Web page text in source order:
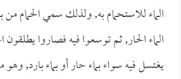
الماء للاستحمام به, ولذلك سمي الحمام
الماء الحار, ثم توسعوا فيه فصاروا يطلقون
يغتسل فيه سواء بماء حار أو بماء بارد, وهو